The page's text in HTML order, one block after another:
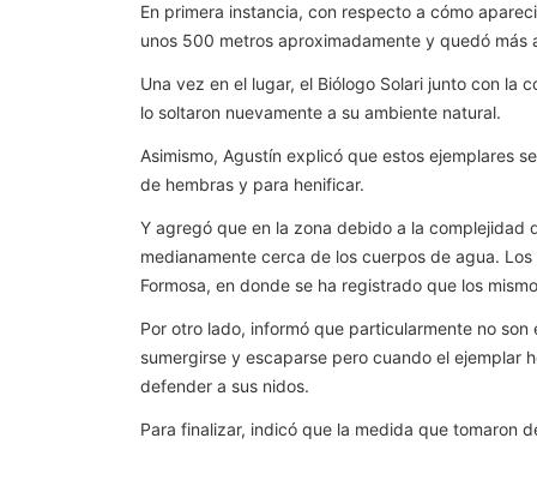
En primera instancia, con respecto a cómo
unos 500 metros aproximadamente y quedó
Una vez en el lugar, el Biólogo Solari junto con la
lo soltaron nuevamente a su ambiente natural.
Asimismo, Agustín explicó que estos ejemplares
de hembras y para henificar.
Y agregó que en la zona debido a la complejidad
medianamente cerca de los cuerpos de agua.
Formosa, en donde se ha registrado que los
Por otro lado, informó que particularmente no
sumergirse y escaparse pero cuando el ejemplar
defender a sus nidos.
Para finalizar, indicó que la medida que tomaron